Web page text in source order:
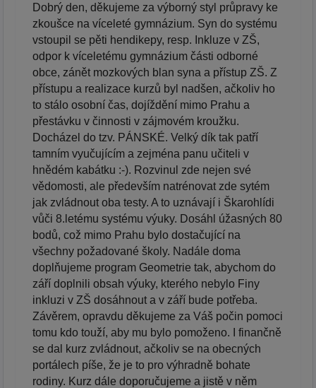
Dobrý den, děkujeme za výborný styl průpravy ke
zkoušce na víceleté gymnázium. Syn do systému
vstoupil se pěti hendikepy, resp. Inkluze v ZŠ,
odpor k víceletému gymnázium části odborné
obce, zánět mozkových blan syna a přístup ZŠ. Z
přístupu a realizace kurzů byl nadšen, ačkoliv ho
to stálo osobní čas, dojíždění mimo Prahu a
přestávku v činnosti v zájmovém kroužku.
Docházel do tzv. PÁNSKÉ. Velký dík tak patří
tamním vyučujícím a zejména panu učiteli v
hnědém kabátku :-). Rozvinul zde nejen své
vědomosti, ale především natrénovat zde sytém
jak zvládnout oba testy. A to uznávají i Škarohlídi
vůči 8.letému systému výuky. Dosáhl úžasných 80
bodů, což mimo Prahu bylo dostačující na
všechny požadované školy. Nadále doma
doplňujeme program Geometrie tak, abychom do
září doplnili obsah výuky, kterého nebylo Finy
inkluzi v ZŠ dosáhnout a v září bude potřeba.
Závěrem, opravdu děkujeme za Váš počin pomoci
tomu kdo touží, aby mu bylo pomoženo. I finančně
se dal kurz zvládnout, ačkoliv se na obecných
portálech píše, že je to pro výhradně bohate
rodiny. Kurz dále doporučujeme a jistě v něm